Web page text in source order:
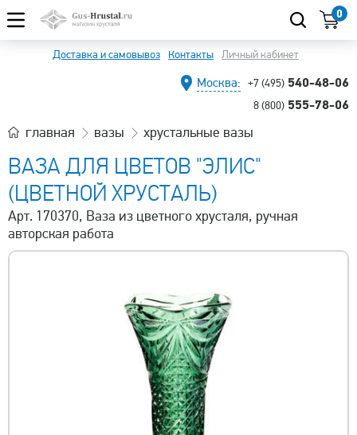
0
Доставка и самовывоз Контакты Личный кабинет
Москва: +7 (495) 540-48-06
8 (800) 555-78-06
главная вазы хрустальные вазы
ВАЗА ДЛЯ ЦВЕТОВ "ЭЛИС"
(ЦВЕТНОЙ ХРУСТАЛЬ)
Арт. 170370, Ваза из цветного хрусталя, ручная
авторская работа